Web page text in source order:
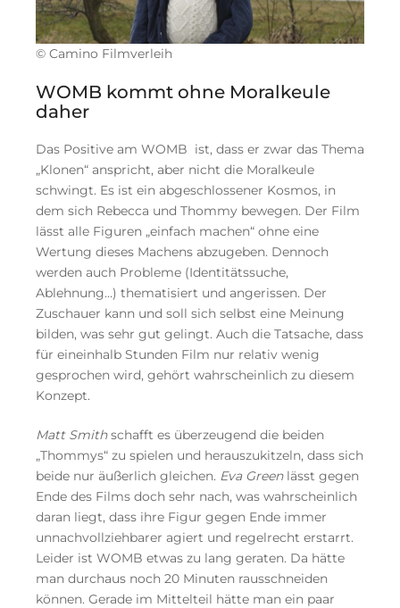
© Camino Filmverleih
WOMB kommt ohne Moralkeule
daher
Das Positive am WOMB ist, dass er zwar das Thema
„Klonen“ anspricht, aber nicht die Moralkeule
schwingt. Es ist ein abgeschlossener Kosmos, in
dem sich Rebecca und Thommy bewegen. Der Film
lässt alle Figuren „einfach machen“ ohne eine
Wertung dieses Machens abzugeben. Dennoch
werden auch Probleme (Identitätssuche,
Ablehnung…) thematisiert und angerissen. Der
Zuschauer kann und soll sich selbst eine Meinung
bilden, was sehr gut gelingt. Auch die Tatsache, dass
für eineinhalb Stunden Film nur relativ wenig
gesprochen wird, gehört wahrscheinlich zu diesem
Konzept.
Matt Smithschafft es überzeugend die beiden
„Thommys“ zu spielen und herauszukitzeln, dass sich
beide nur äußerlich gleichen. Eva Greenlässt gegen
Ende des Films doch sehr nach, was wahrscheinlich
daran liegt, dass ihre Figur gegen Ende immer
unnachvollziehbarer agiert und regelrecht erstarrt.
Leider ist WOMB etwas zu lang geraten. Da hätte
man durchaus noch 20 Minuten rausschneiden
können. Gerade im Mittelteil hätte man ein paar